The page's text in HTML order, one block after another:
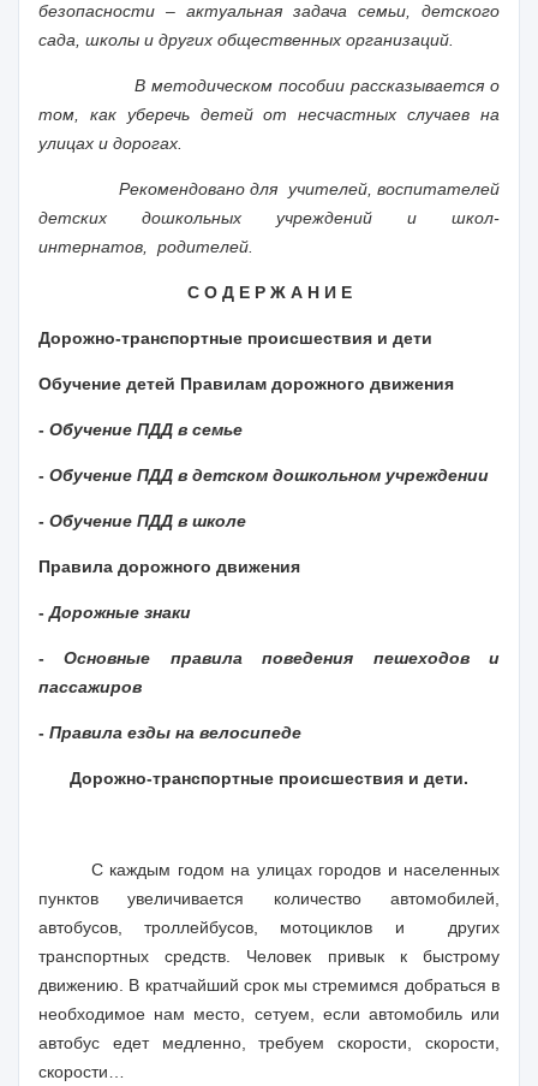
безопасности – актуальная задача семьи, детского
сада, школы и других общественных организаций.
В методическом пособии рассказывается о
том, как уберечь детей от несчастных случаев на
улицах и дорогах.
Рекомендовано для учителей, воспитателей
детских дошкольных учреждений и школ-
интернатов,
родителей.
С О Д Е Р Ж А Н И Е
Дорожно-транспортные происшествия и дети
Обучение детей Правилам дорожного движения
- Обучение ПДД в семье
- Обучение ПДД в детском дошкольном учреждении
- Обучение ПДД в школе
Правила дорожного движения
-Дорожные знаки
-Основные правила поведения пешеходов и
пассажиров
- Правила езды на велосипеде
Дорожно-транспортные происшествия и дети.
С каждым годом на улицах городов и населенных
пунктов увеличивается количество автомобилей,
автобусов, троллейбусов, мотоциклов и
других
транспортных средств. Человек привык к быстрому
движению. В кратчайший срок мы стремимся добраться в
необходимое нам место, сетуем, если автомобиль или
автобус едет медленно, требуем скорости, скорости,
скорости…